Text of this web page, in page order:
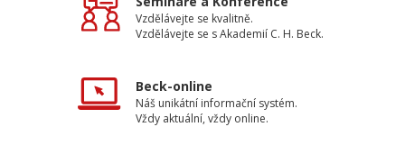
Vzdělávejte se kvalitně.
Vzdělávejte se s Akademií C. H. Beck.
Beck-online
Náš unikátní informační systém.
Vždy aktuální, vždy online.